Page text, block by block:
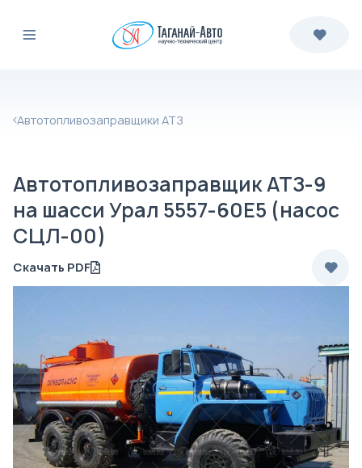
Автотопливозаправщики АТЗ
Автотопливозаправщик АТЗ-9
на шасси Урал 5557-60Е5 (насос
СЦЛ-00)
Скачать PDF